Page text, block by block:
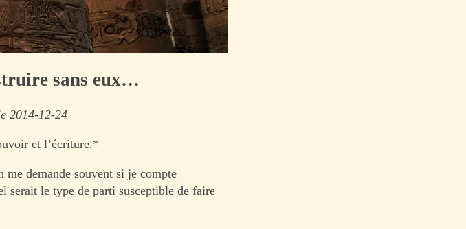
sans eux…
2014-12-24
et l’écriture.*
demande souvent si je compte
serait le type de parti susceptible de faire